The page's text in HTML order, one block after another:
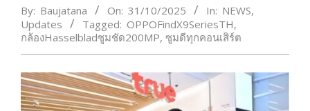
By: Baujatana On: 31/10/2025 In: NEWS,
Updates
Tagged: OPPOFindX9SeriesTH,
กล้องHasselbladซูมชัด200MP, ซูมดีทุกคอนเสิร์ต